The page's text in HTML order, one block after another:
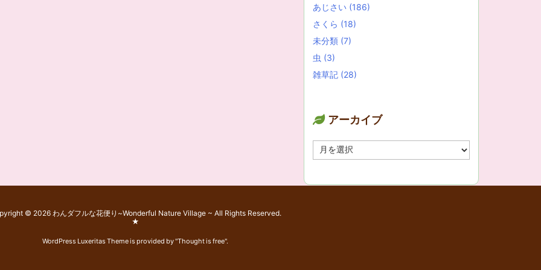
あじさい (186)
さくら (18)
未分類 (7)
虫 (3)
雑草記 (28)
アーカイブ
ー
© 2026 わんダフルな花便り~Wonderful Nature Village ~ All Rights Reserved.
★
WordPress Luxeritas Theme is provided by "Thought is free".